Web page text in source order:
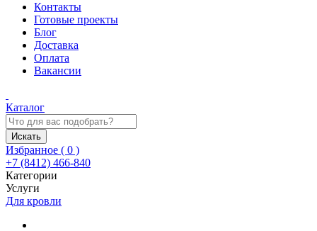
Контакты
Готовые проекты
Блог
Доставка
Оплата
Вакансии
Каталог
Искать
Избранное ( 0 )
+7 (8412) 466-840
Категории
Услуги
Для кровли